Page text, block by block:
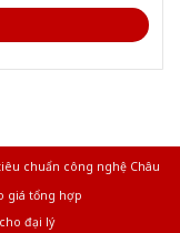
chuẩn công nghệ Châu
giá tổng hợp
đại lý